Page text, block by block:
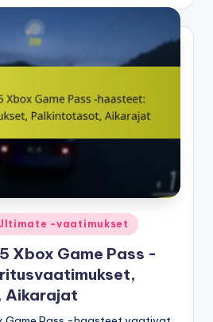
-vaatimukset
Xbox Game Pass -
Aikarajat